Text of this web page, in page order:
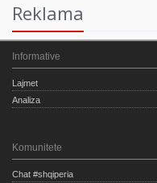
Reklama
Informative
Lajmet
Analiza
Komunitete
Chat #shqiperia